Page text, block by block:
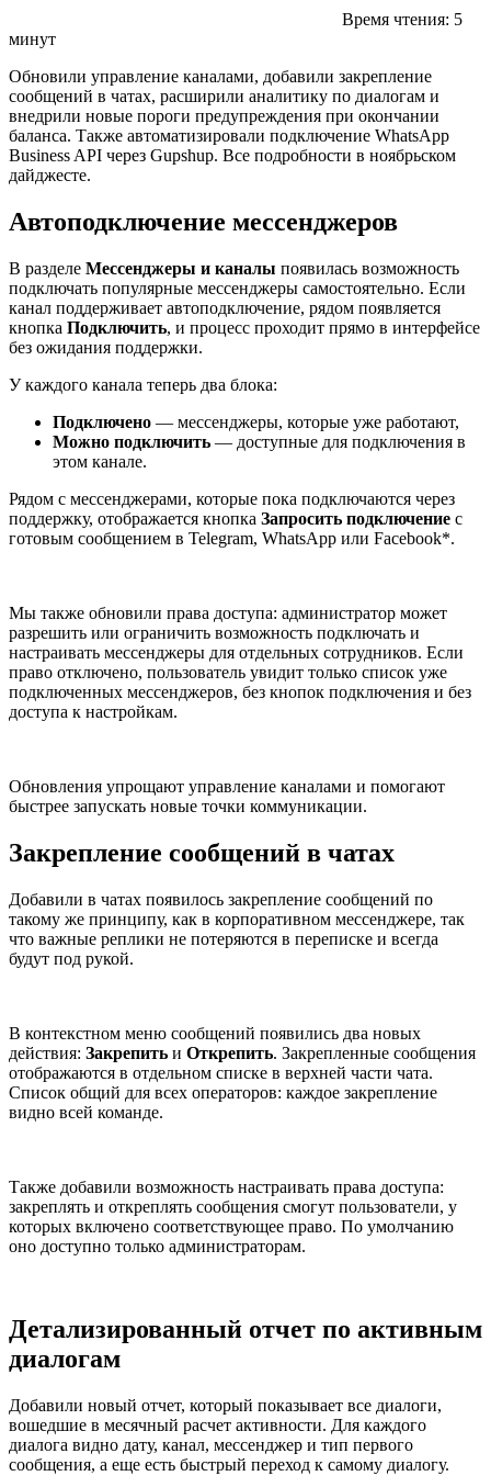
Время чтения: 5
минут
Обновили управление каналами, добавили закрепление
сообщений в чатах, расширили аналитику по диалогам и
внедрили новые пороги предупреждения при окончании
баланса. Также автоматизировали подключение WhatsApp
Business API через Gupshup. Все подробности в ноябрьском
дайджесте.
Автоподключение мессенджеров
В разделе Мессенджеры и каналы появилась возможность
подключать популярные мессенджеры самостоятельно. Если
канал поддерживает автоподключение, рядом появляется
кнопка Подключить, и процесс проходит прямо в интерфейсе
без ожидания поддержки.
У каждого канала теперь два блока:
Подключено — мессенджеры, которые уже работают,
Можно подключить — доступные для подключения в
этом канале.
Рядом с мессенджерами, которые пока подключаются через
поддержку, отображается кнопка Запросить подключение с
готовым сообщением в Telegram, WhatsApp или Facebook*.
Мы также обновили права доступа: администратор может
разрешить или ограничить возможность подключать и
настраивать мессенджеры для отдельных сотрудников. Если
право отключено, пользователь увидит только список уже
подключенных мессенджеров, без кнопок подключения и без
доступа к настройкам.
Обновления упрощают управление каналами и помогают
быстрее запускать новые точки коммуникации.
Закрепление сообщений в чатах
Добавили в чатах появилось закрепление сообщений по
такому же принципу, как в корпоративном мессенджере, так
что важные реплики не потеряются в переписке и всегда
будут под рукой.
В контекстном меню сообщений появились два новых
действия: Закрепить и Открепить. Закрепленные сообщения
отображаются в отдельном списке в верхней части чата.
Список общий для всех операторов: каждое закрепление
видно всей команде.
Также добавили возможность настраивать права доступа:
закреплять и откреплять сообщения смогут пользователи, у
которых включено соответствующее право. По умолчанию
оно доступно только администраторам.
Детализированный отчет по активным
диалогам
Добавили новый отчет, который показывает все диалоги,
вошедшие в месячный расчет активности. Для каждого
диалога видно дату, канал, мессенджер и тип первого
сообщения, а еще есть быстрый переход к самому диалогу.